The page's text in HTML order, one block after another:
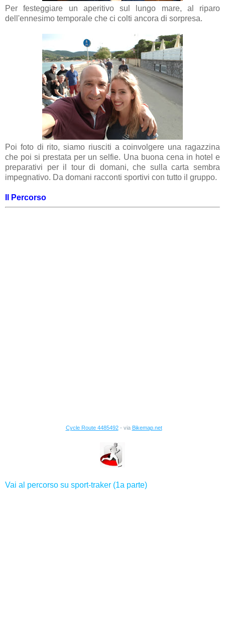
Per festeggiare un aperitivo sul lungo mare, al riparo
dell'ennesimo temporale che ci colti ancora di sorpresa.
Poi foto di rito, siamo riusciti a coinvolgere una ragazzina
che poi si prestata per un selfie. Una buona cena in hotel e
preparativi per il tour di domani, che sulla carta sembra
impegnativo. Da domani racconti sportivi con tutto il gruppo.
Il Percorso
Cycle Route 4485492- via Bikemap.net
Vai al percorso su sport-traker (1a parte)